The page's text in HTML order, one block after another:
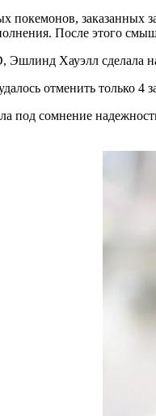
покемонов, заказанных
После этого
Хауэлл сделала на
отменить только 4
под сомнение